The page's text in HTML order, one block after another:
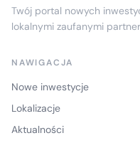
Twój portal nowych
lokalnymi zaufanymi
NAWIGACJA
Nowe inwestycje
Lokalizacje
Aktualności